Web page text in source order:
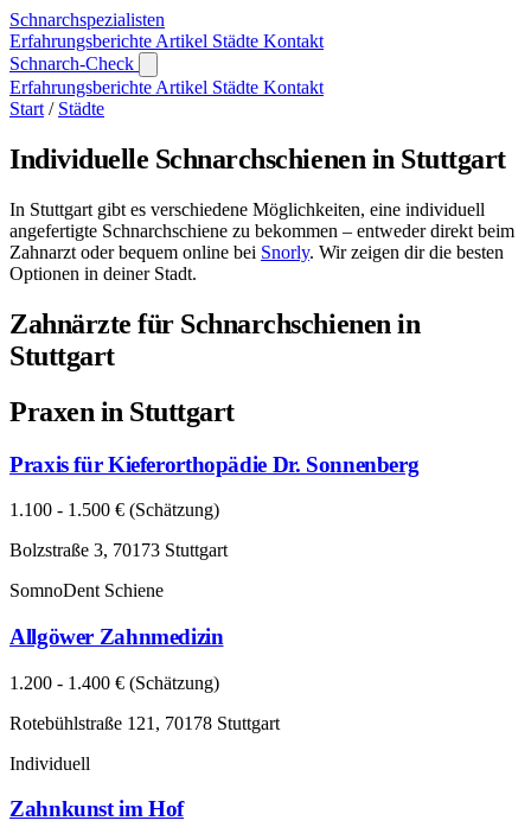
Schnarchspezialisten
Erfahrungsberichte Artikel Städte Kontakt
Schnarch-Check
Erfahrungsberichte Artikel Städte Kontakt
Start / Städte
Individuelle Schnarchschienen in Stuttgart
In Stuttgart gibt es verschiedene Möglichkeiten, eine individuell
angefertigte Schnarchschiene zu bekommen – entweder direkt beim
Zahnarzt oder bequem online bei Snorly. Wir zeigen dir die besten
Optionen in deiner Stadt.
Zahnärzte für Schnarchschienen in
Stuttgart
Praxen in Stuttgart
Praxis für Kieferorthopädie Dr. Sonnenberg
1.100 - 1.500 € (Schätzung)
Bolzstraße 3, 70173 Stuttgart
SomnoDent Schiene
Allgöwer Zahnmedizin
1.200 - 1.400 € (Schätzung)
Rotebühlstraße 121, 70178 Stuttgart
Individuell
Zahnkunst im Hof